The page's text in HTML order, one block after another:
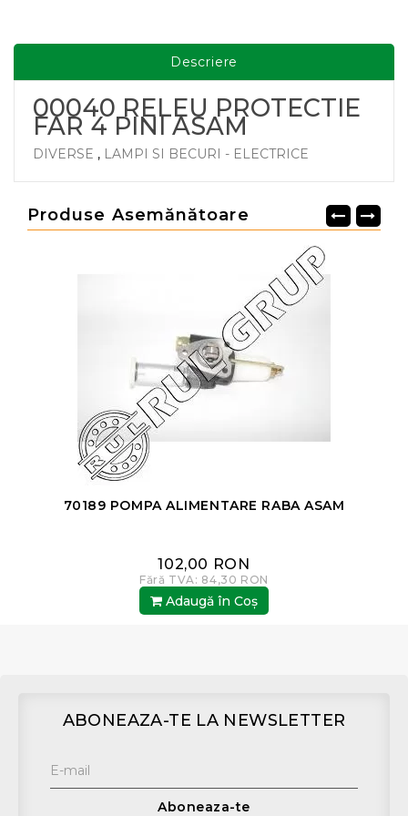
Descriere
00040 RELEU PROTECTIE
FAR 4 PINI ASAM
DIVERSE , LAMPI SI BECURI - ELECTRICE
Produse Asemănătoare
70189 POMPA ALIMENTARE RABA ASAM
102,00 RON
Fără TVA: 84,30 RON
Adaugă în Coş
ABONEAZA-TE LA NEWSLETTER
Aboneaza-te